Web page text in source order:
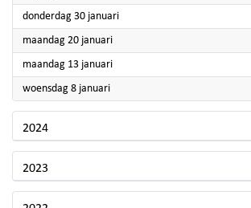
donderdag 30 januari2025
maandag 20 januari2025
maandag 13 januari2025
woensdag 8 januari2025
2024
2023